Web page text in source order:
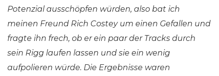
Potenzial ausschöpfen würden, also bat ich
meinen Freund Rich Costey um einen Gefallen und
fragte ihn frech, ob er ein paar der Tracks durch
sein Rigg laufen lassen und sie ein wenig
aufpolieren würde. Die Ergebnisse waren